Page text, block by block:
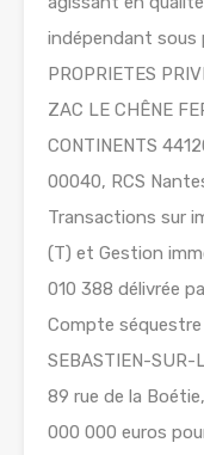
indépendant sous
PROPRIETES
ZAC LE CHÊNE
CONTINENTS
00040, RCS
Transactions sur
(T) et Gestion
010 388 délivrée
Compte
SEBASTIEN-SUR-
89 rue de la
000 000 euros